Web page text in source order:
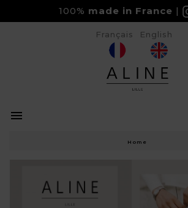
100% made in France

Français English
Home